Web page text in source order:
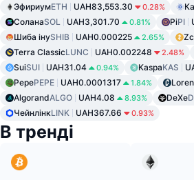
ЭфириумETH UAH83,553.30 0.28%
СоланаSOL UAH3,301.70 0.81% PiPI
Шиба інуSHIB UAH0.000225 2.65%
Terra ClassicLUNC UAH0.002248 2.48%
SuiSUI UAH31.04 0.94% KaspaKAS
PepePEPE UAH0.0001317 1.84%
AlgorandALGO UAH4.08 8.93% DeXe
ЧейнлінкLINK UAH367.66 0.93%
В тренді